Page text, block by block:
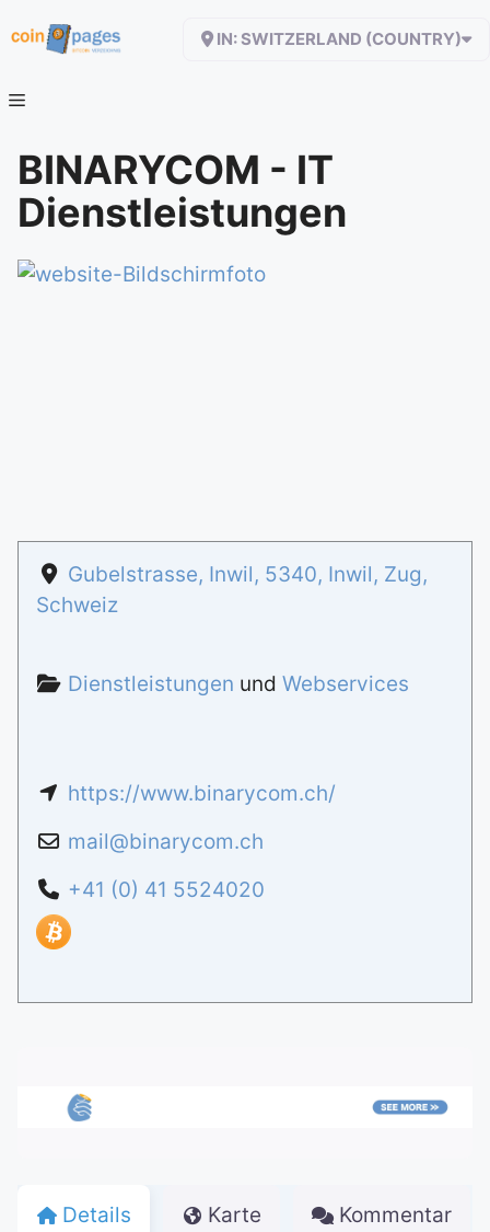
Inhalt
IN: SWITZERLAND (COUNTRY)
BINARYCOM - IT
Dienstleistungen
Gubelstrasse, Inwil, 5340, Inwil, Zug,
Schweiz
Dienstleistungen und Webservices
https://www.binarycom.ch/
mail@binarycom.ch
+41 (0) 41 5524020
Details Karte Kommentar